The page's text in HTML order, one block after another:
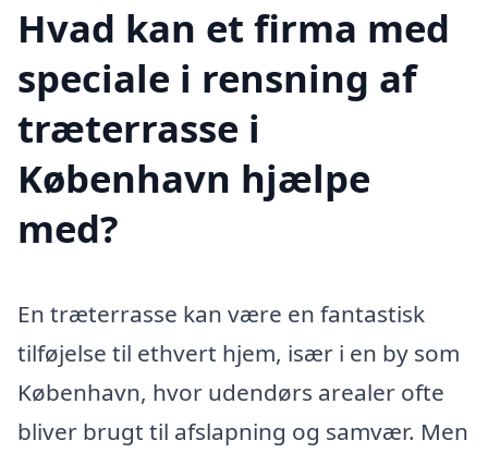
Hvad kan et firma med
speciale i rensning af
træterrasse i
København hjælpe
med?
En træterrasse kan være en fantastisk
tilføjelse til ethvert hjem, især i en by som
København, hvor udendørs arealer ofte
bliver brugt til afslapning og samvær. Men